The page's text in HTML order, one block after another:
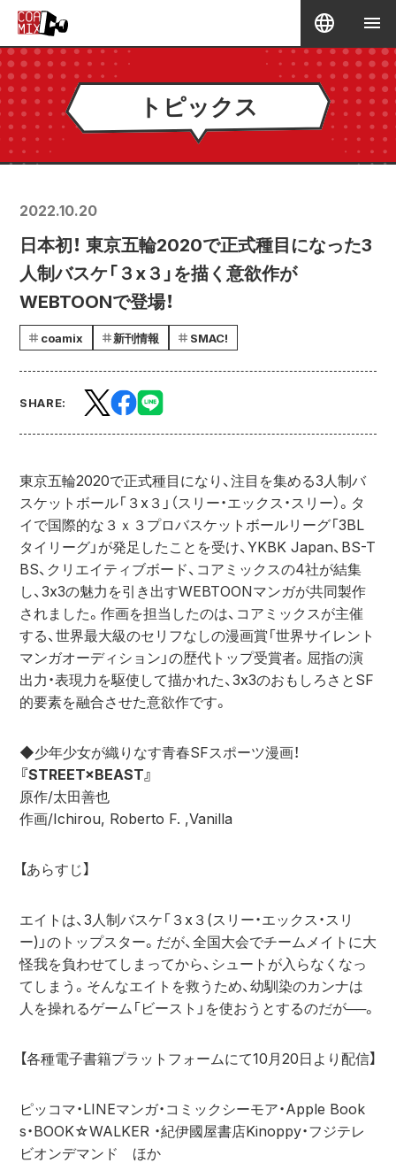
トピックス
2022.10.20
日本初！ 東京五輪2020で正式種目になった3
人制バスケ「３x３」を描く意欲作が
WEBTOONで登場！
coamix 新刊情報 SMAC!
SHARE:
東京五輪2020で正式種目になり、注目を集める3人制バ
スケットボール「３x３」（スリー・エックス・スリー）。タ
イで国際的な３ｘ３プロバスケットボールリーグ「3BL
タイリーグ」が発足したことを受け、YKBK Japan、BS-T
BS、クリエイティブボード、コアミックスの4社が結集
し、3x3の魅力を引き出すWEBTOONマンガが共同製作
されました。作画を担当したのは、コアミックスが主催
する、世界最大級のセリフなしの漫画賞「世界サイレント
マンガオーディション」の歴代トップ受賞者。屈指の演
出力・表現力を駆使して描かれた、3x3のおもしろさとSF
的要素を融合させた意欲作です。
◆少年少女が織りなす青春SFスポーツ漫画！
『STREET×BEAST』
原作/太田善也
作画/Ichirou, Roberto F. ,Vanilla
【あらすじ】
エイトは、3人制バスケ「３x３(スリー・エックス・スリ
ー)」のトップスター。だが、全国大会でチームメイトに大
怪我を負わせてしまってから、シュートが入らなくなっ
てしまう。そんなエイトを救うため、幼馴染のカンナは
人を操れるゲーム「ビースト」を使おうとするのだが──。
【各種電子書籍プラットフォームにて10月20日より配信】
ピッコマ・LINEマンガ・コミックシーモア・Apple Book
s・BOOK☆WALKER ・紀伊國屋書店Kinoppy・フジテレ
ビオンデマンド　ほか